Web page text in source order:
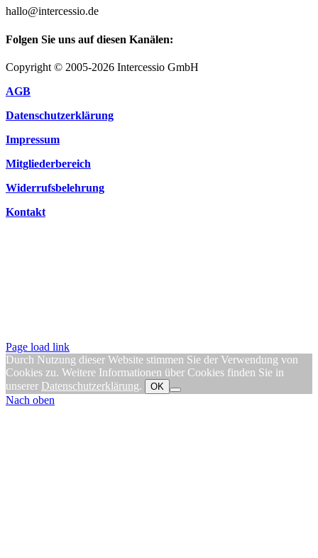
hallo@intercessio.de
Folgen Sie uns auf diesen Kanälen:
Copyright © 2005-2026 Intercessio GmbH
AGB
Datenschutzerklärung
Impressum
Mitgliederbereich
Widerrufsbelehrung
Kontakt
Page load link
Durch Nutzung dieser Website stimmen Sie der Verwendung von
Cookies zu. Weitere Informationen über Cookies finden Sie in
unserer Datenschutzerklärung. OK
Nach oben